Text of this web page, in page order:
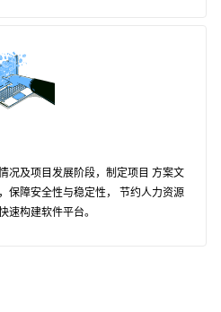
况及项目发展阶段，制定项目 方案文
保障安全性与稳定性， 节约人力资源
速构建软件平台。